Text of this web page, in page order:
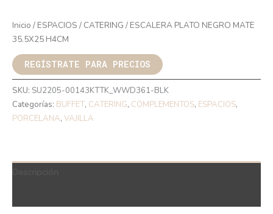
Inicio / ESPACIOS / CATERING / ESCALERA PLATO NEGRO MATE
35.5X25 H4CM
REGÍSTRATE PARA PRECIOS
SKU: SU2205-00143KTTK_WWD361-BLK
Categorías: BUFFET, CATERING, COMPLEMENTOS, ESPACIOS,
PORCELANA, VAJILLA